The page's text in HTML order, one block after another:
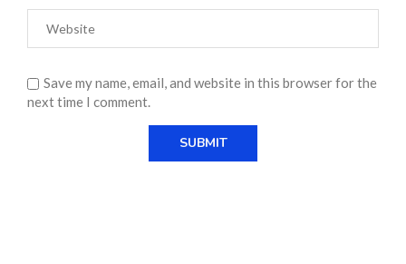
Save my name, email, and website in this browser for the
next time I comment.